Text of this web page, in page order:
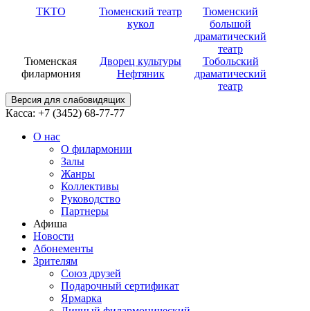
ТКТО
Тюменский театр
кукол
Тюменский
большой
драматический
театр
Тюменская
филармония
Дворец культуры
Нефтяник
Тобольский
драматический
театр
Версия для слабовидящих
Касса: +7 (3452) 68-77-77
О нас
О филармонии
Залы
Жанры
Коллективы
Руководство
Партнеры
Афиша
Новости
Абонементы
Зрителям
Союз друзей
Подарочный сертификат
Ярмарка